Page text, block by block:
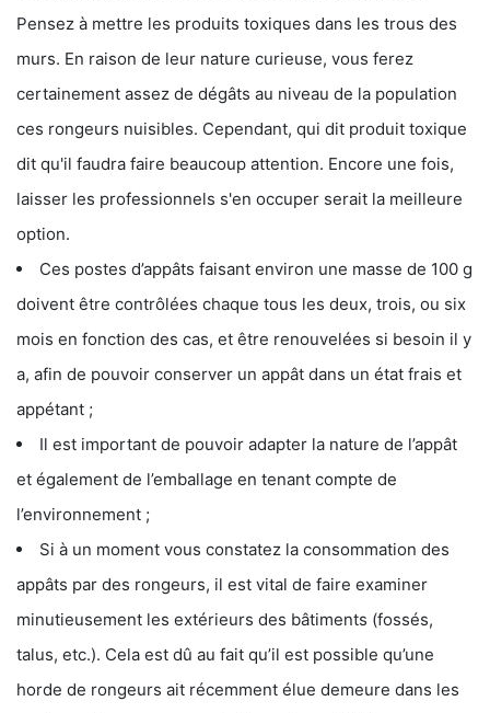
Pensez à mettre les produits toxiques dans les trous des
murs. En raison de leur nature curieuse, vous ferez
certainement assez de dégâts au niveau de la population
ces rongeurs nuisibles. Cependant, qui dit produit toxique
dit qu'il faudra faire beaucoup attention. Encore une fois,
laisser les professionnels s'en occuper serait la meilleure
option.
Ces postes d’appâts faisant environ une masse de 100 g
doivent être contrôlées chaque tous les deux, trois, ou six
mois en fonction des cas, et être renouvelées si besoin il y
a, afin de pouvoir conserver un appât dans un état frais et
appétant ;
Il est important de pouvoir adapter la nature de l’appât
et également de l’emballage en tenant compte de
l’environnement ;
Si à un moment vous constatez la consommation des
appâts par des rongeurs, il est vital de faire examiner
minutieusement les extérieurs des bâtiments (fossés,
talus, etc.). Cela est dû au fait qu’il est possible qu’une
horde de rongeurs ait récemment élue demeure dans les